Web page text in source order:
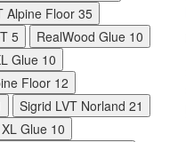
Alpine Floor 35
5 RealWood Glue 10
Glue 10
Floor 12
Sigrid LVT Norland 21
Glue 10